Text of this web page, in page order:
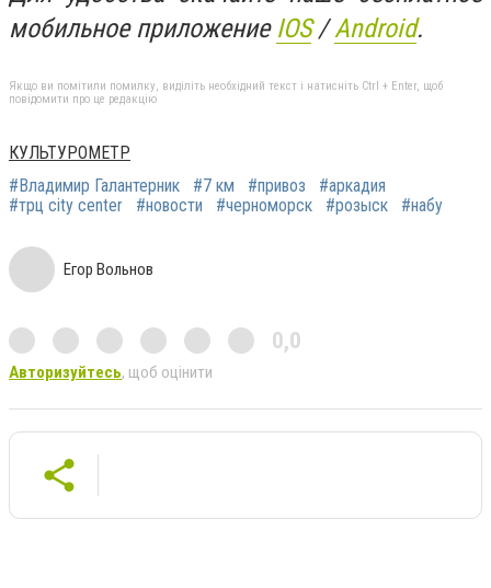
мобильное приложение IOS/Android.
Якщо ви помітили помилку, виділіть необхідний текст і натисніть Ctrl + Enter, щоб
повідомити про це редакцію
КУЛЬТУРОМЕТР
#Владимир Галантерник
#7 км #привоз
#аркадия
#трц city center
#новости #черноморск #розыск #набу
Егор Вольнов
0,0
Авторизуйтесь, щоб оцінити